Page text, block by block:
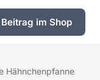
Beitrag im Shop
Hähnchenpfanne